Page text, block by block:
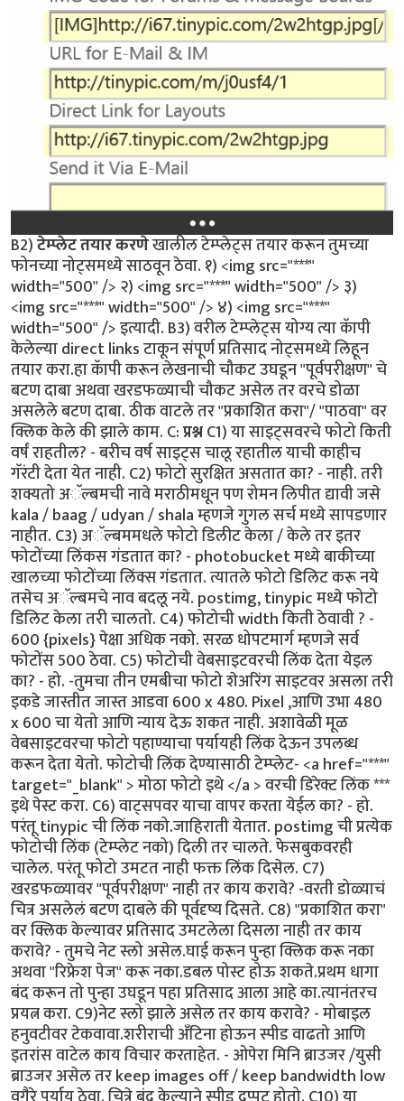
B2)टेम्प्लेट तयार करणेखालील टेम्प्लेट्स तयार करून तुमच्या
फोनच्या नोट्समध्ये साठवून ठेवा. १) <img src="***"
width="500" /> २) <img src="***" width="500" /> ३)
<img src="***" width="500" /> ४) <img src="***"
width="500" /> इत्यादी. B3) वरील टेम्प्लेट्स योग्य त्या कॅापी
केलेल्या direct links टाकून संपूर्ण प्रतिसाद नोट्समध्ये लिहून
तयार करा.हा कॅापी करून लेखनाची चौकट उघडून "पूर्वपरीक्षण" चे
बटण दाबा अथवा खरडफळ्याची चौकट असेल तर वरचे डोळा
असलेले बटण दाबा. ठीक वाटले तर "प्रकाशित करा"/ "पाठवा" वर
क्लिक केले की झाले काम. C:प्रश्नC1) या साइट्सवरचे फोटो किती
वर्षं राहतील? - बरीच वर्ष साइट्स चालू रहातील याची काहीच
गॅरंटी देता येत नाही. C2) फोटो सुरक्षित असतात का? - नाही. तरी
शक्यतो अॅल्बमची नावे मराठीमधून पण रोमन लिपीत द्यावी जसे
kala / baag / udyan / shala म्हणजे गुगल सर्च मध्ये सापडणार
नाहीत. C3) अॅल्बममधले फोटो डिलीट केला / केले तर इतर
फोटोंच्या लिंकस गंडतात का? - photobucket मध्ये बाकीच्या
खालच्या फोटोंच्या लिंक्स गंडतात. त्यातले फोटो डिलिट करू नये
तसेच अॅल्बमचे नाव बदलू नये. postimg, tinypic मध्ये फोटो
डिलिट केला तरी चालतो. C4) फोटोची width किती ठेवावी ? -
600 {pixels} पेक्षा अधिक नको. सरळ धोपटमार्ग म्हणजे सर्व
फोटोंस 500 ठेवा. C5) फोटोची वेबसाइटवरची लिंक देता येइल
का? - हो. -तुमचा तीन एमबीचा फोटो शेअरिंग साइटवर असला तरी
इकडे जास्तीत जास्त आडवा 600 x 480. Pixel ,आणि उभा 480
x 600 चा येतो आणि न्याय देऊ शकत नाही. अशावेळी मूळ
वेबसाइटवरचा फोटो पहाण्याचा पर्यायही लिंक देऊन उपलब्ध
करून देता येतो. फोटोची लिंक देण्यासाठी टेम्प्लेट- <a href="***"
target="_blank" > मोठा फोटो इथे </a > वरची डिरेक्ट लिंक ***
इथे पेस्ट करा. C6) वाट्सपवर याचा वापर करता येईल का? - हो.
परंतू tinypic ची लिंक नको.जाहिराती येतात. postimg ची प्रत्येक
फोटोची लिंक (टेम्प्लेट नको) दिली तर चालते. फेसबुकवरही
चालेल. परंतू फोटो उमटत नाही फक्त लिंक दिसेल. C7)
खरडफळ्यावर "पूर्वपरीक्षण" नाही तर काय करावे? -वरती डोळ्याचं
चित्र असलेलं बटण दाबले की पूर्वदृष्य दिसते. C8) "प्रकाशित करा"
वर क्लिक केल्यावर प्रतिसाद उमटलेला दिसला नाही तर काय
करावे? - तुमचे नेट स्लो असेल.घाई करून पुन्हा क्लिक करू नका
अथवा "रिफ्रेश पेज" करू नका.डबल पोस्ट होऊ शकते.प्रथम धागा
बंद करून तो पुन्हा उघडून पहा प्रतिसाद आला आहे का.त्यानंतरच
प्रयत्न करा. C9)नेट स्लो झाले असेल तर काय करावे? - मोबाइल
हनुवटीवर टेकवावा.शरीराची अँटिना होऊन स्पीड वाढतो आणि
इतरांस वाटेल काय विचार करताहेत. - ओपेरा मिनि ब्राउजर /युसी
ब्राउजर असेल तर keep images off / keep bandwidth low